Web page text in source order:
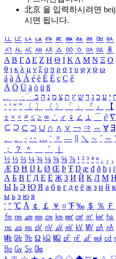
北京 을 입력하시려면
시면 됩니다.
ㅥ ㅦ ㅧ ㅨ ㅩ ㅪ ㅫ ㅬ ㅭ ㅮ ㅯ
ㅺ ㅻ ㅼ ㅽ ㅾ ㅿ ㆀ ㆁ ㆂ ㆃ ㆄ
Α Β ΓΔ Ε Ζ Η Θ Ι ΚΛ Μ Ν Ξ Ο
θ ι κ λ μ ν ξ ο π ρ σ τ υ φ χ ψ ω
á à Á À é è É È ç Ç ê
Ä Ö Ü ä ö ü ß
ִֶֹ ֻּ ׁׂ י ע כ ג ד ש ץ ת צ מ נ ה ב
‘ ’ “ ” 〔 〕 〈 〉 「 」 『 』 【
± × ÷ ≠ ≤ ≥ ∞ ∴ ♂ ♀ ∠ ⊥ ⌒ ∂ ∇
⊆ ⊇ ⊂ ⊃ ∪ ∩ ∧ ∨ ￢ ⇒ ⇔ ∀ ∃
、
。 · ‥ … ¨ 〃 ― ＼ ∼ ´ ～
；
？ ＾ ｀
½ ⅓ ⅔ ¼ ¾ ⅛ ⅜ ⅝ ⅞ ¹ ² ³ ⁴ ⁿ ₁ ₂ ₃
Æ Ð Ħ Ĳ Ł Ø Œ Þ Ŧ Ŋ æ đ ð ħ ı
А Б В Г Д Е Ё Ж З И Й К Л М Н
Ы Ь Э Ю Я а б в г д е ё ж з и й к
ы ь э ю я
′ ″ ℃ Å ￠ ￡ ￥ ¤ ℉ ‰ ＄ ％ Ｆ
㎙ ㎚ ㎛ ㎜ ㎝ ㎞ ㎟ ㎠ ㎡ ㎢ ㏊
㎱ ㎲ ㎳ ㎴ ㎵ ㎶ ㎷ ㎸ ㎹ ㎀ ㎁
㎒ ㎓ ㎔ Ω ㏀ ㏁ ㎊ ㎋ ㎌ ㏖ ㏅
㏃ ㏉ ㏜ ㏆